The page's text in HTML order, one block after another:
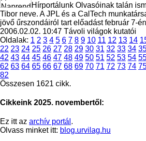
Hírportálunk Olvasóinak talán
Tibor neve. A JPL és a CalTech
jövő űrszondáiról tart előadást február 7-
2006.02.02. 10:47 Távoli világok kutatói
Oldalak: 1 2 3 4 5 6 7 8 9 10 11 12 13 14
22 23 24 25 26 27 28 29 30 31 32 33 34
42 43 44 45 46 47 48 49 50 51 52 53 54
62 63 64 65 66 67 68 69 70 71 72 73 74
82
Összesen 1621 cikk.
Cikkeink 2025. novembertől:
Ez itt az archív portál .
Olvass minket itt: blog.urvilag.hu